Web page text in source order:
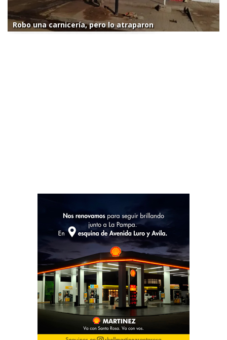
Robo una carnicería, pero lo atraparon